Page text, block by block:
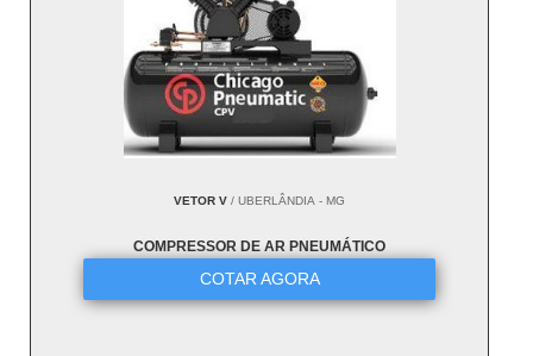
VETOR V / UBERLÂNDIA - MG
COMPRESSOR DE AR PNEUMÁTICO
COTAR AGORA